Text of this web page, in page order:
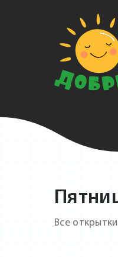
Все открытки